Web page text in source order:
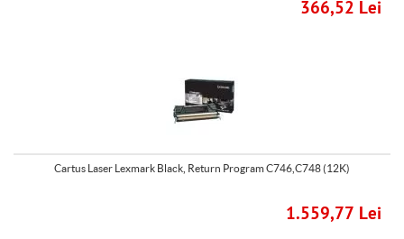
366,52 Lei
Cartus Laser Lexmark Black, Return Program C746,C748 (12K)
1.559,77 Lei